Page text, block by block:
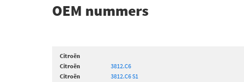
OEM nummers
Citroën
Citroën
3812.C6
Citroën
3812.C6 S1